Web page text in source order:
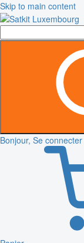
Skip to main content
Bonjour, Se connecter